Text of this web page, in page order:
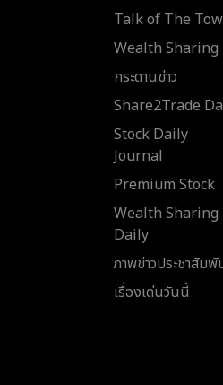
Talk of The
Wealth Sharing
กระดานข่าว
Share2Trade
Stock Daily
Journal
Premium Stock
Wealth Sharing
Daily
ภาพข่าวประชาสัม
เรื่องเด่นวันนี้